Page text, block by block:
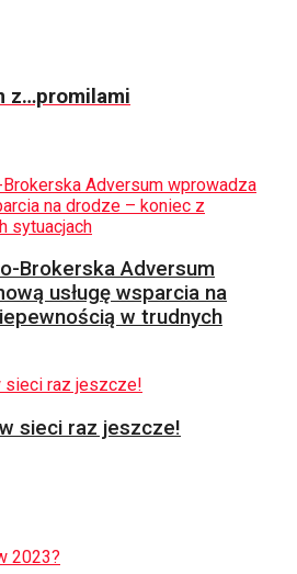
z…promilami
Brokerska Adversum
usługę wsparcia na
w trudnych
sieci raz jeszcze!